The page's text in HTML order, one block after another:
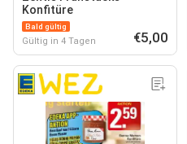
Konfitüre
Bald gültig
Gültig in 4 Tagen €5,00